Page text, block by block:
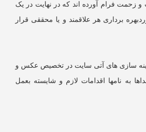
آورده اند که در نهایت در یک
هر علاقمند و یا محققی قرار
های آتی سایت در تخصیص عکس و
نامها اقدامات لازم و شایسته بعمل